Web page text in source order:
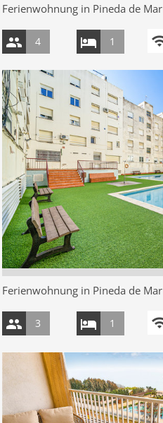
Ferienwohnung in Pineda de Mar
4 1
Ferienwohnung in Pineda de Mar
3 1